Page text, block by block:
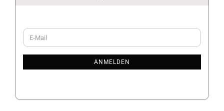
WEITER
ZUR
E-
Mail
ANMELDEN